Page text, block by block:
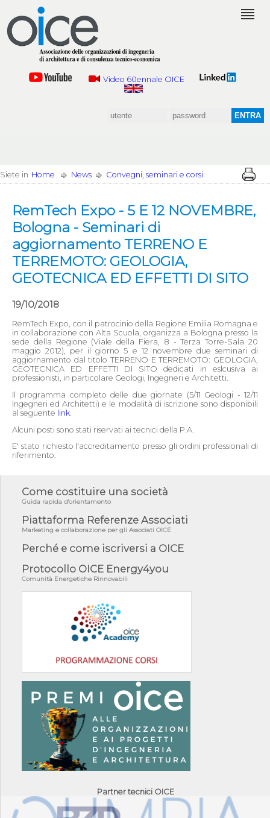
Video 60ennale OICE
Siete in Home News Convegni, seminari e corsi
RemTech Expo - 5 E 12 NOVEMBRE,
Bologna - Seminari di
aggiornamento TERRENO E
TERREMOTO: GEOLOGIA,
GEOTECNICA ED EFFETTI DI SITO
19/10/2018
RemTech Expo, con il patrocinio della Regione Emilia Romagna e
in collaborazione con Alta Scuola, organizza a Bologna presso la
sede della Regione (Viale della Fiera, 8 - Terza Torre-Sala 20
maggio 2012), per il giorno 5 e 12 novembre due seminari di
aggiornamento dal titolo TERRENO E TERREMOTO: GEOLOGIA,
GEOTECNICA ED EFFETTI DI SITO dedicati in eslcusiva ai
professionisti, in particolare Geologi, Ingegneri e Architetti.
Il programma completo delle due giornate (5/11 Geologi - 12/11
Ingegneri ed Architetti) e le modalità di iscrizione sono disponibili
al seguente link
Alcuni posti sono stati riservati ai tecnici della P.A.
E' stato richiesto l'accreditamento presso gli ordini professionali di
riferimento.
Come costituire una società
Guida rapida d'orientamento
Piattaforma Referenze Associati
Marketing e collaborazione per gli Associati OICE
Perché e come iscriversi a OICE
Protocollo OICE Energy4you
Comunità Energetiche Rinnovabili
Partner tecnici OICE